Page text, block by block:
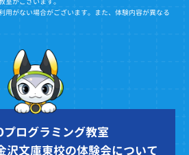
がない場合がございます。また、体験内容が異なる
プログラミング教室
沢文庫東校の体験会について